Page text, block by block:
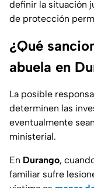
definir la situación
de protección
¿Qué
abuela en
La posible
determinen las
eventualmente
ministerial.
En Durango,
familiar sufre